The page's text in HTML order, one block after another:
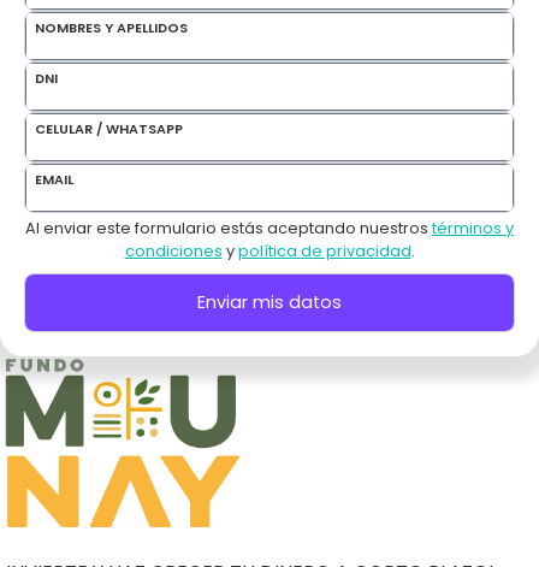
NOMBRES Y APELLIDOS
DNI
CELULAR / WHATSAPP
EMAIL
Al enviar este formulario estás aceptando nuestrostérminos y
condiciones ypolítica de privacidad.
Enviar mis datos